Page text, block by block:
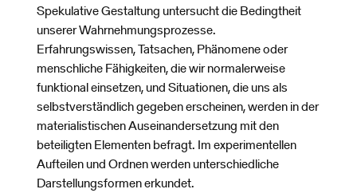
Spekulative Gestaltung untersucht die Bedingtheit
unserer Wahrnehmungsprozesse.
Erfahrungswissen, Tatsachen, Phänomene oder
menschliche Fähigkeiten, die wir normalerweise
funktional einsetzen, und Situationen, die uns als
selbstverständlich gegeben erscheinen, werden in der
materialistischen Auseinandersetzung mit den
beteiligten Elementen befragt. Im experimentellen
Aufteilen und Ordnen werden unterschiedliche
Darstellungsformen erkundet.